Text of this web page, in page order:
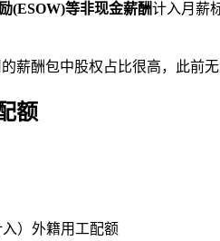
(ESOW)等非现金薪酬计入月薪
酬包中股权占比很高，此前无
额
）外籍用工配额